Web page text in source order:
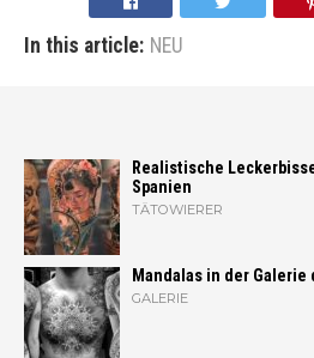
In this article: NEU
Realistische
Spanien
TÄTOWIERER
Mandalas in der Galerie
GALERIE